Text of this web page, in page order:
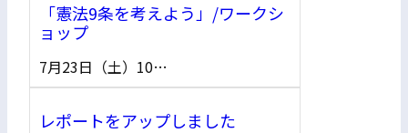
「憲法9条を考えよう」/ワークシ
ョップ
7月23日（土）10…
レポートをアップしました